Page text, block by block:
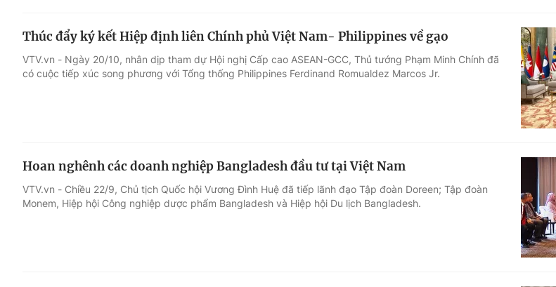
Thúc đẩy ký kết Hiệp định liên Chính phủ Việt Nam- Philippines về gạo
VTV.vn - Ngày 20/10, nhân dịp tham dự Hội nghị Cấp cao ASEAN-GCC, Thủ tướng Phạm Minh Chính đã
có cuộc tiếp xúc song phương với Tổng thống Philippines Ferdinand Romualdez Marcos Jr.
Hoan nghênh các doanh nghiệp Bangladesh đầu tư tại Việt Nam
VTV.vn - Chiều 22/9, Chủ tịch Quốc hội Vương Đình Huệ đã tiếp lãnh đạo Tập đoàn Doreen; Tập đoàn
Monem, Hiệp hội Công nghiệp dược phẩm Bangladesh và Hiệp hội Du lịch Bangladesh.